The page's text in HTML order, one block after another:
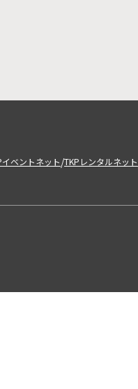
イベントネット/TKPレンタルネット